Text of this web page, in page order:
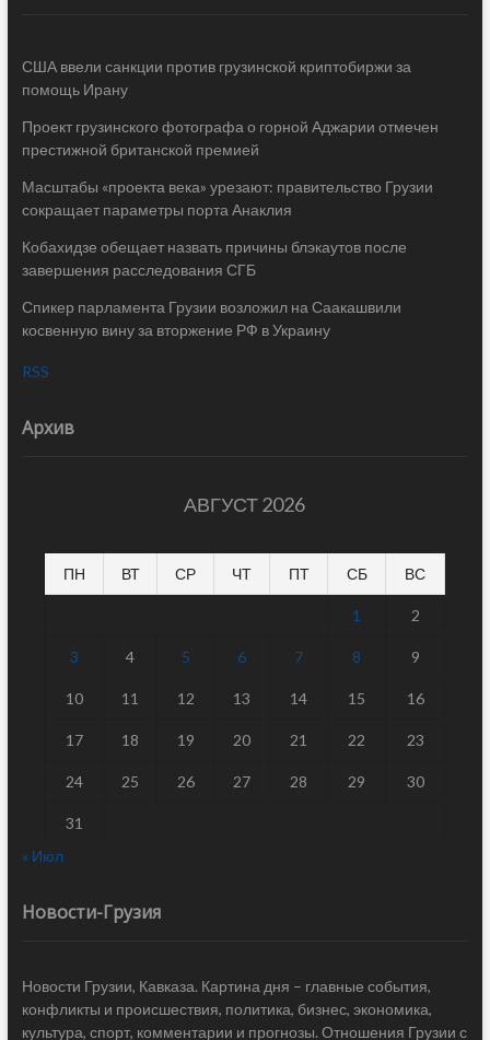
США ввели санкции против грузинской криптобиржи за
помощь Ирану
Проект грузинского фотографа о горной Аджарии отмечен
престижной британской премией
Масштабы «проекта века» урезают: правительство Грузии
сокращает параметры порта Анаклия
Кобахидзе обещает назвать причины блэкаутов после
завершения расследования СГБ
Спикер парламента Грузии возложил на Саакашвили
косвенную вину за вторжение РФ в Украину
RSS
Архив
АВГУСТ 2026
ПН ВТ СР ЧТ ПТ СБ ВС
1 2
3 4 5 6 7 8 9
10 11 12 13 14 15 16
17 18 19 20 21 22 23
24 25 26 27 28 29 30
31
« Июл
Новости-Грузия
Новости Грузии, Кавказа. Картина дня – главные события,
конфликты и происшествия, политика, бизнес, экономика,
культура, спорт, комментарии и прогнозы. Отношения Грузии с